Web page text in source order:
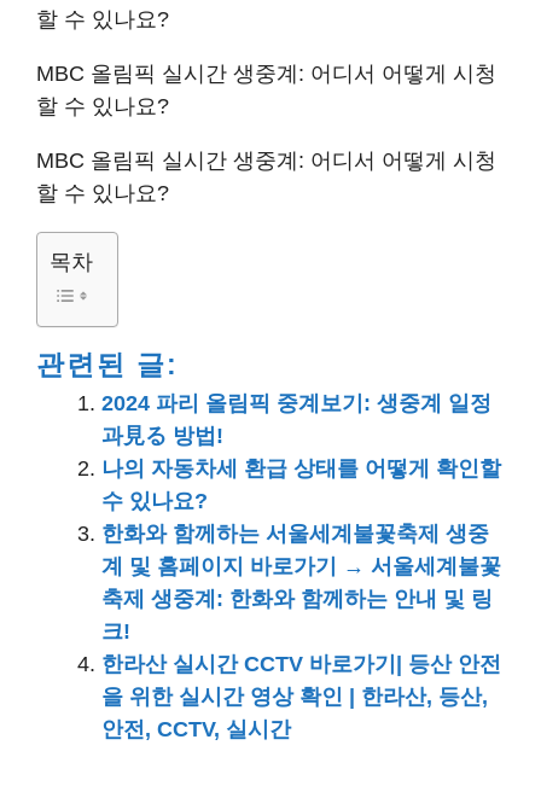
할 수 있나요?
MBC 올림픽 실시간 생중계: 어디서 어떻게 시청
할 수 있나요?
MBC 올림픽 실시간 생중계: 어디서 어떻게 시청
할 수 있나요?
목차
관련된 글:
2024 파리 올림픽 중계보기: 생중계 일정
과見る 방법!
나의 자동차세 환급 상태를 어떻게 확인할
수 있나요?
한화와 함께하는 서울세계불꽃축제 생중
계 및 홈페이지 바로가기 → 서울세계불꽃
축제 생중계: 한화와 함께하는 안내 및 링
크!
한라산 실시간 CCTV 바로가기| 등산 안전
을 위한 실시간 영상 확인 | 한라산, 등산,
안전, CCTV, 실시간